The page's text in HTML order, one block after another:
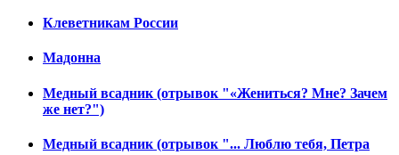
Клеветникам России
Мадонна
Медный всадник (отрывок "«Жениться? Мне? Зачем
же нет?")
Медный всадник (отрывок "... Люблю тебя, Петра